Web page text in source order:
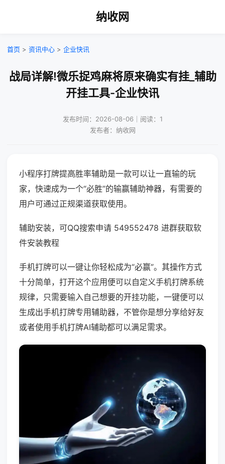
纳收网
首页 > 资讯中心 > 企业快讯
战局详解!微乐捉鸡麻将原来确实有挂_辅助
开挂工具-企业快讯
发布时间：2026-08-06｜阅读：1
发布者：纳收网
小程序打牌提高胜率辅助是一款可以让一直输的玩
家，快速成为一个“必胜”的输赢辅助神器，有需要的
用户可通过正规渠道获取使用。
辅助安装，可QQ搜索申请 549552478 进群获取软
件安装教程
手机打牌可以一键让你轻松成为“必赢”。其操作方式
十分简单，打开这个应用便可以自定义手机打牌系统
规律，只需要输入自己想要的开挂功能，一键便可以
生成出手机打牌专用辅助器，不管你是想分享给好友
或者使用手机打牌AI辅助都可以满足需求。